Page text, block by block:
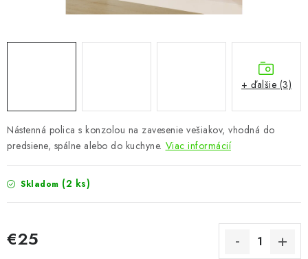
Registrace
Reklamácie a odstúpenie od zmluvy
Obchodné podmienky 2024
Nástenná polica s konzolou na zavesenie vešiakov, vhodná do
predsiene, spálne alebo do kuchyne. Viac informácií
Skladom (2 ks)
€25
+ ďalšie (3)